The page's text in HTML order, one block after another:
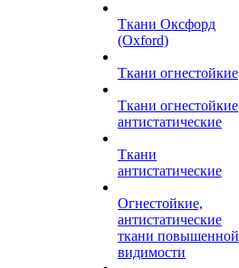
Ткани Оксфорд
(Oxford)
Ткани огнестойкие
Ткани огнестойкие
антистатические
Ткани
антистатические
Огнестойкие,
антистатические
ткани повышенной
видимости